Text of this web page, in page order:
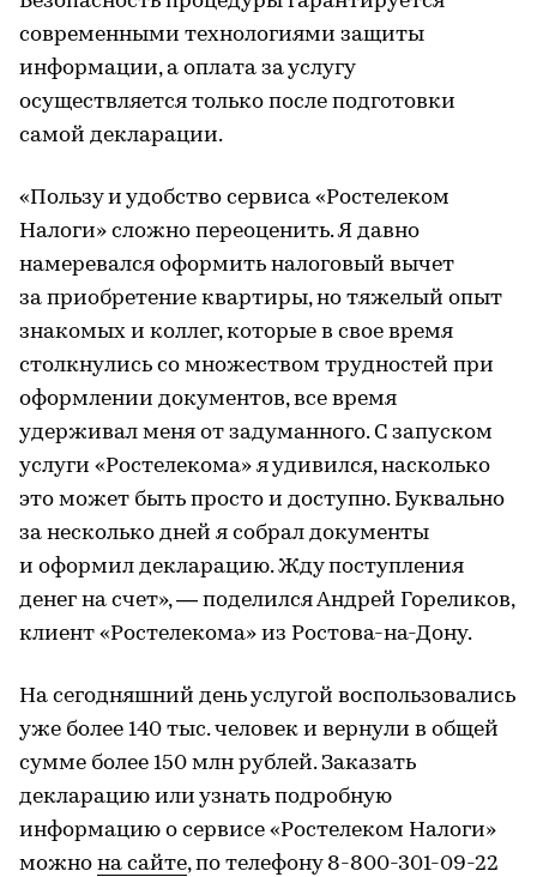
современными технологиями защиты
информации, а оплата за услугу
осуществляется только после подготовки
самой декларации.
«Пользу и удобство сервиса «Ростелеком
Налоги» сложно переоценить. Я давно
намеревался оформить налоговый вычет
за приобретение квартиры, но тяжелый опыт
знакомых и коллег, которые в свое время
столкнулись со множеством трудностей при
оформлении документов, все время
удерживал меня от задуманного. С запуском
услуги «Ростелекома» я удивился, насколько
это может быть просто и доступно. Буквально
за несколько дней я собрал документы
и оформил декларацию. Жду поступления
денег на счет», — поделился Андрей Гореликов,
клиент «Ростелекома» из Ростова-на-Дону.
На сегодняшний день услугой воспользовались
уже более 140 тыс. человек и вернули в общей
сумме более 150 млн рублей. Заказать
декларацию или узнать подробную
информацию о сервисе «Ростелеком Налоги»
можно на сайте, по телефону 8-800-301-09-22